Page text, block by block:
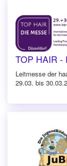
TOP HAIR -
Leitmesse der
29.03. bis